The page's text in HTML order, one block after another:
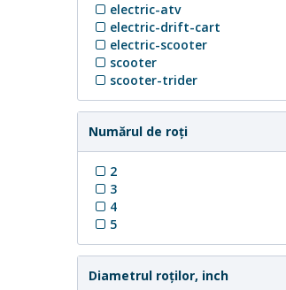
electric-atv
electric-drift-cart
electric-scooter
scooter
scooter-trider
Numărul de roți
2
3
4
5
Diametrul roților, inch